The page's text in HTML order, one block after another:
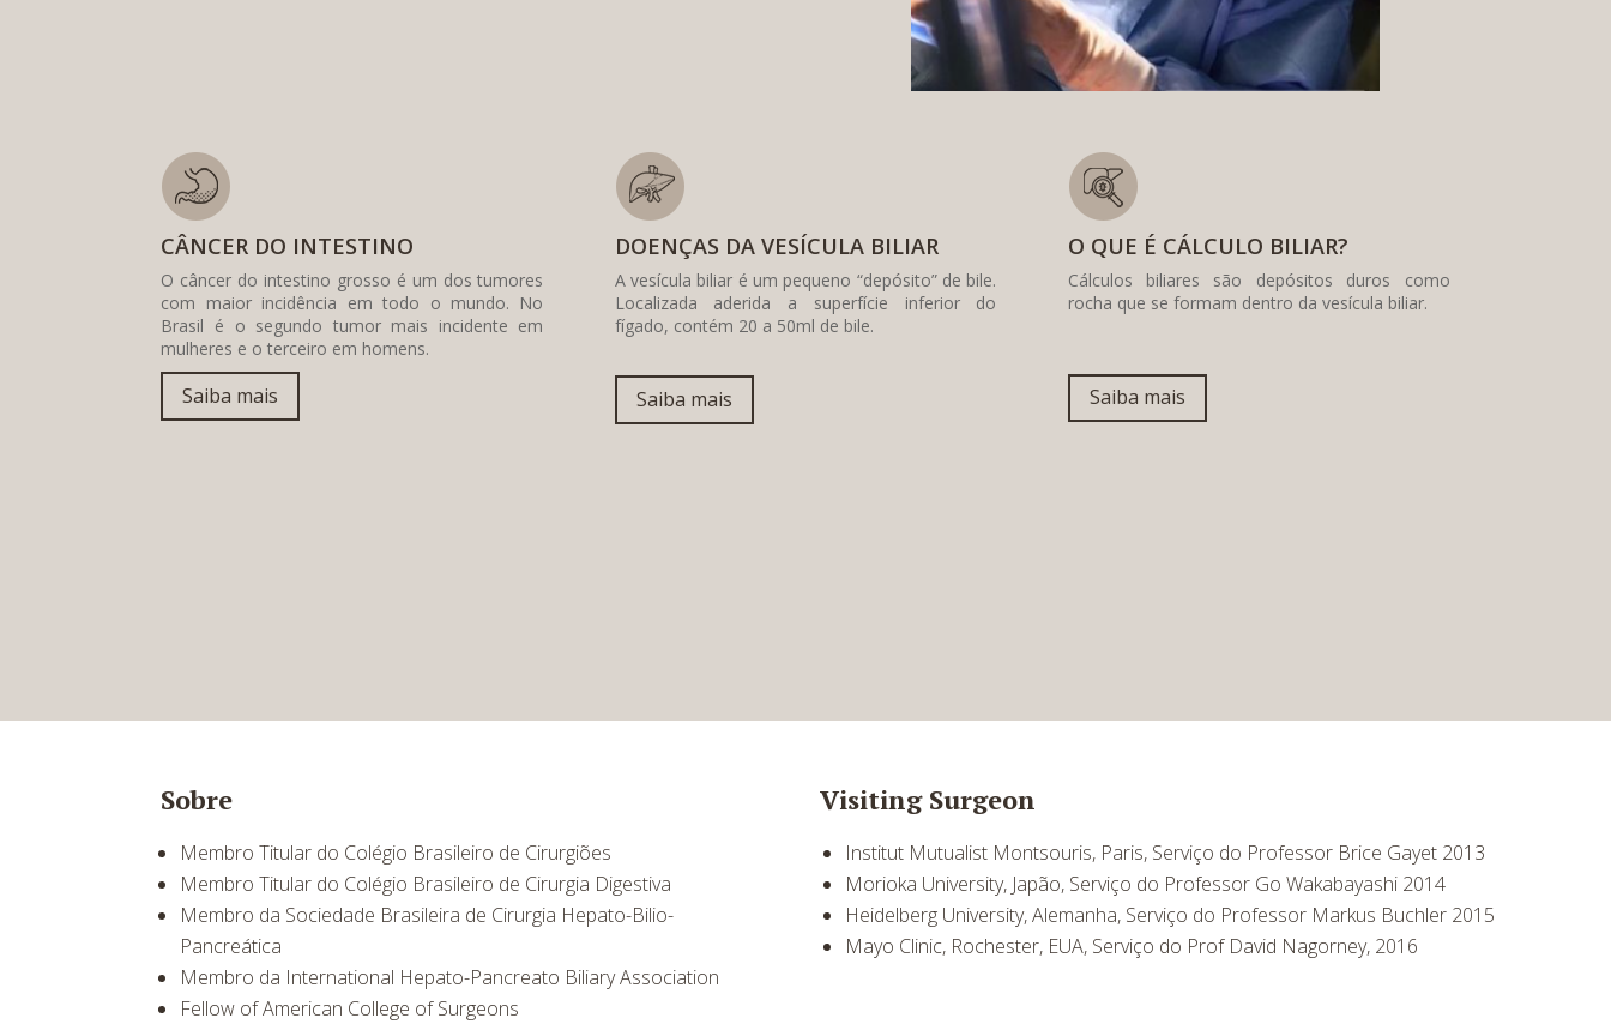
CÂNCER DO INTESTINO
O câncer do intestino grosso é um dos tumores
com maior incidência em todo o mundo. No
Brasil é o segundo tumor mais incidente em
mulheres e o terceiro em homens.
Saiba mais
DOENÇAS DA VESÍCULA BILIAR
A vesícula biliar é um pequeno “depósito” de bile.
Localizada aderida a superfície inferior do
fígado, contém 20 a 50ml de bile.
Saiba mais
O QUE É CÁLCULO BILIAR?
Cálculos biliares são depósitos duros como
rocha que se formam dentro da vesícula biliar.
Saiba mais
Sobre
Membro Titular do Colégio Brasileiro de Cirurgiões
Membro Titular do Colégio Brasileiro de Cirurgia Digestiva
Membro da Sociedade Brasileira de Cirurgia Hepato-Bilio-
Pancreática
Membro da International Hepato-Pancreato Biliary Association
Fellow of American College of Surgeons
Visiting Surgeon
Institut Mutualist Montsouris, Paris, Serviço do Professor Brice Gayet 2013
Morioka University, Japão, Serviço do Professor Go Wakabayashi 2014
Heidelberg University, Alemanha, Serviço do Professor Markus Buchler 2015
Mayo Clinic, Rochester, EUA, Serviço do Prof David Nagorney, 2016